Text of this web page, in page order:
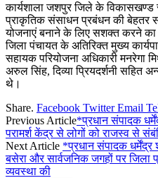
कार्यशाला जशपुर जिले के
प्राकृतिक संसाधन प्रबंधन की बेहतर
योजनाएं बनाने के लिए सशक्त करने
जिला पंचायत के अतिरिक्त मुख्य
सहायक परियोजना अधिकारी
अरुल सिंह, दिव्या प्रियदर्शनी सहित
थे।
Share. Facebook Twitter Email
Previous Article*प्रधान संपादक
परामर्श केंद्र से लोगों को राजस्व से
Next Article *प्रधान संपादक
बसेरा और सार्वजनिक जगहों पर जिला
व्यवस्था की